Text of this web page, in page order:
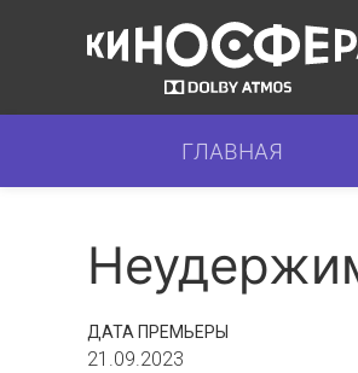
ГЛАВНАЯ
ДАТА ПРЕМЬЕРЫ
21.09.2023